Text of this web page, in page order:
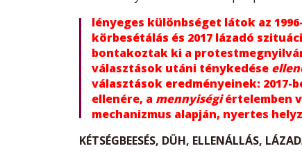
lényeges különbséget látok az
körbesétálás és 2017 lázadó
bontakoztak ki a
választások utáni ténykedése
választások eredményeinek: 2017-
ellenére, a mennyiségiértelemben
mechanizmus alapján, nyertes
KÉTSÉGBEESÉS, DÜH, ELLENÁLLÁS,